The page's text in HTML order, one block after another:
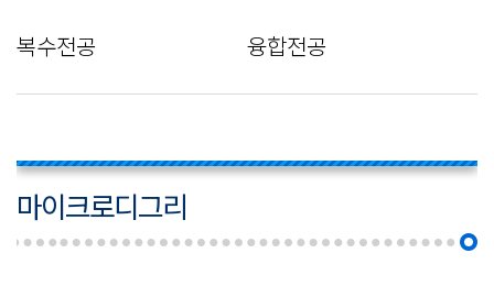
복수전공
융합전공
마이크로디그리